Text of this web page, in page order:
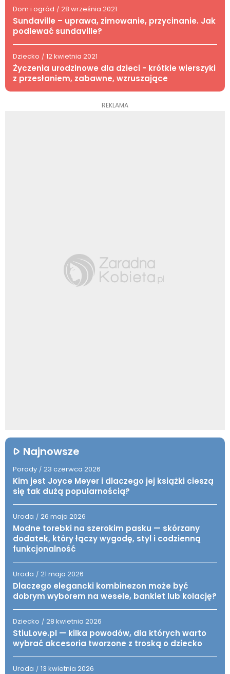
Dom i ogród / 28 września 2021
Sundaville – uprawa, zimowanie, przycinanie. Jak
podlewać sundaville?
Dziecko / 12 kwietnia 2021
Życzenia urodzinowe dla dzieci - krótkie wierszyki
z przesłaniem, zabawne, wzruszające
REKLAMA
Najnowsze
Porady / 23 czerwca 2026
Kim jest Joyce Meyer i dlaczego jej książki cieszą
się tak dużą popularnością?
Uroda / 26 maja 2026
Modne torebki na szerokim pasku — skórzany
dodatek, który łączy wygodę, styl i codzienną
funkcjonalność
Uroda / 21 maja 2026
Dlaczego elegancki kombinezon może być
dobrym wyborem na wesele, bankiet lub kolację?
Dziecko / 28 kwietnia 2026
StiuLove.pl — kilka powodów, dla których warto
wybrać akcesoria tworzone z troską o dziecko
Uroda / 13 kwietnia 2026